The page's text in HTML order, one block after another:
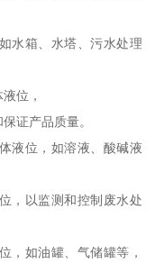
水箱、水塔、污水处理
位，
证产品质量。
液位，如溶液、酸碱液
，以监测和控制废水处
，如油罐、气储罐等，